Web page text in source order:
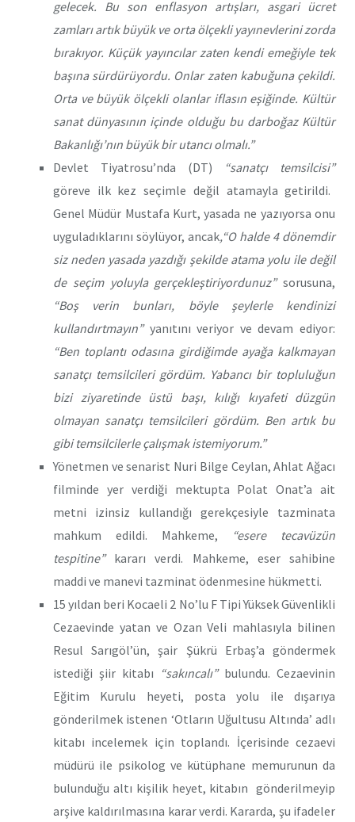
gelecek. Bu son enflasyon artışları, asgari ücret
zamları artık büyük ve orta ölçekli yayınevlerini zorda
bırakıyor. Küçük yayıncılar zaten kendi emeğiyle tek
başına sürdürüyordu. Onlar zaten kabuğuna çekildi.
Orta ve büyük ölçekli olanlar iflasın eşiğinde. Kültür
sanat dünyasının içinde olduğu bu darboğaz Kültür
Bakanlığı’nın büyük bir utancı olmalı.”
Devlet Tiyatrosu’nda (DT)
“sanatçı temsilcisi”
göreve ilk kez seçimle değil atamayla getirildi.
Genel Müdür Mustafa Kurt, yasada ne yazıyorsa onu
uyguladıklarını söylüyor, ancak,“O halde 4 dönemdir
siz neden yasada yazdığı şekilde atama yolu ile değil
de seçim yoluyla gerçekleştiriyordunuz”sorusuna,
“Boş verin bunları, böyle şeylerle kendinizi
kullandırtmayın”yanıtını veriyor ve devam ediyor:
“Ben toplantı odasına girdiğimde ayağa kalkmayan
sanatçı temsilcileri gördüm. Yabancı bir topluluğun
bizi ziyaretinde üstü başı, kılığı kıyafeti düzgün
olmayan sanatçı temsilcileri gördüm. Ben artık bu
gibi temsilcilerle çalışmak istemiyorum.”
Yönetmen ve senarist Nuri Bilge Ceylan, Ahlat Ağacı
filminde yer verdiği mektupta Polat Onat’a ait
metni izinsiz kullandığı gerekçesiyle tazminata
mahkum edildi. Mahkeme,
“esere tecavüzün
tespitine”kararı verdi. Mahkeme, eser sahibine
maddi ve manevi tazminat ödenmesine hükmetti.
15 yıldan beri Kocaeli 2 No’lu F Tipi Yüksek Güvenlikli
Cezaevinde yatan ve Ozan Veli mahlasıyla bilinen
Resul Sarıgöl’ün, şair Şükrü Erbaş’a göndermek
istediği şiir kitabı “sakıncalı”bulundu. Cezaevinin
Eğitim Kurulu heyeti, posta yolu ile dışarıya
gönderilmek istenen ‘Otların Uğultusu Altında’ adlı
kitabı incelemek için toplandı. İçerisinde cezaevi
müdürü ile psikolog ve kütüphane memurunun da
bulunduğu altı kişilik heyet, kitabın gönderilmeyip
arşive kaldırılmasına karar verdi. Kararda, şu ifadeler